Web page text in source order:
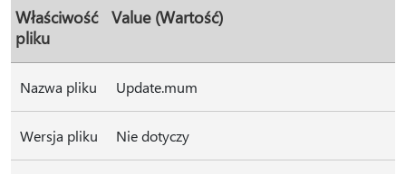
Właściwość
pliku
Value (Wartość)
Nazwa pliku Update.mum
Wersja pliku Nie dotyczy